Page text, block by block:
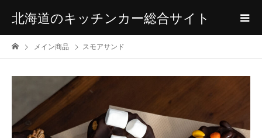
北海道のキッチンカー総合サイト
メイン商品 スモアサンド